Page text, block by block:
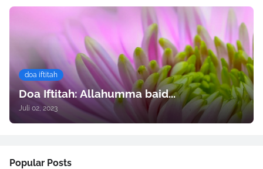
doa iftitah
Doa Iftitah: Allahumma baid...
Juli 02, 2023
Popular Posts